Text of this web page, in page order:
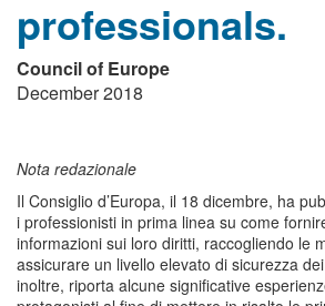
professionals.
Council of Europe
December 2018
Nota redazionale
Il Consiglio d’Europa, il 18 dicembre, ha
i professionisti in prima linea su come
informazioni sui loro diritti, raccogliendo le
assicurare un livello elevato di sicurezza
inoltre, riporta alcune significative